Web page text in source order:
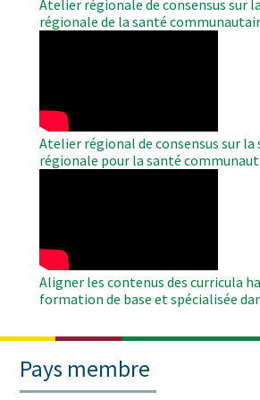
Atelier régionale de consensus sur
régionale de la santé
Atelier régional de consensus sur
régionale pour la santé
Aligner les contenus des curricula
formation de base et spécialisée
Pays membre